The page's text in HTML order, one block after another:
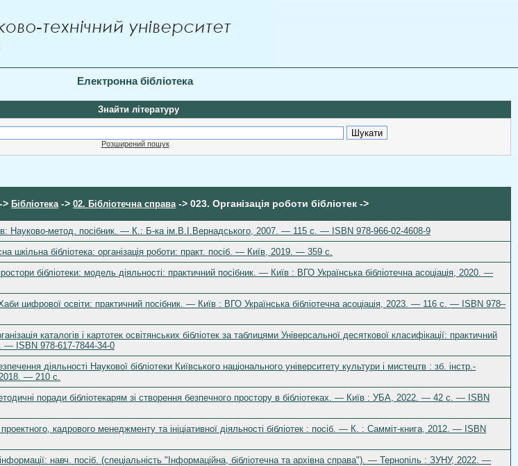
Електронна бібліотека
Знайти літературу
Розширений пошук
-> Бібліотека -> 02. Бібліотечна справа -> 023. Організація роботи бібліотек ->
Науково-метод. посібник. — К.: Б-ка ім.В.І.Вернадського, 2007. — 115 с. — ISBN 978-966-02-4608-9
бібліотека: організація роботи: практ. посіб. — Київ, 2019. — 359 с.
бібліотеки: модель діяльності: практичний посібник. — Київ : ВГО Українська бібліотечна асоціація, 2020. —
цифрової освіти: практичний посібник. — Київ : ВГО Українська бібліотечна асоціація, 2023. — 116 с. — ISBN 978–
каталогів і картотек освітянських бібліотек за таблицями Універсальної десяткової класифікації: практичний
— ISBN 978-617-7844-34-0
діяльності Наукової бібліотеки Київського національного університету культури і мистецтв : зб. інстр.-
— 210 с.
поради бібліотекарям зі створення безпечного простору в бібліотеках. — Київ : УБА, 2022. — 42 с. — ISBN
проектного, кадрового менеджменту та ініціативної діяльності бібліотек : посіб. — К. : Самміт-книга, 2012. — ISBN
навч. посіб. (спеціальність "Інформаційна, бібліотечна та архівна справа"). — Тернопіль : ЗУНУ, 2022. —